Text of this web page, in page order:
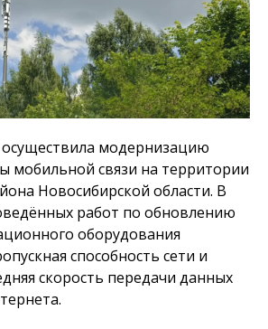
модернизацию
мобильной связи на территории
Новосибирской области. В
работ по обновлению
оборудования
способность сети и
скорость передачи данных